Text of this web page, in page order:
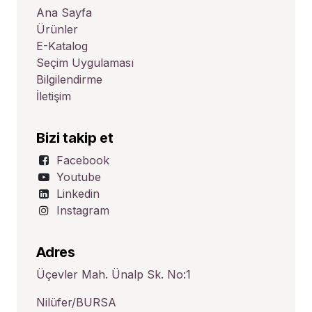
Ana Sayfa
Ürünler
E-Katalog
Seçim Uygulaması
Bilgilendirme
İletişim
Bizi takip et
Facebook
Youtube
Linkedin
Instagram
Adres
Üçevler Mah. Ünalp Sk. No:1
Nilüfer/BURSA